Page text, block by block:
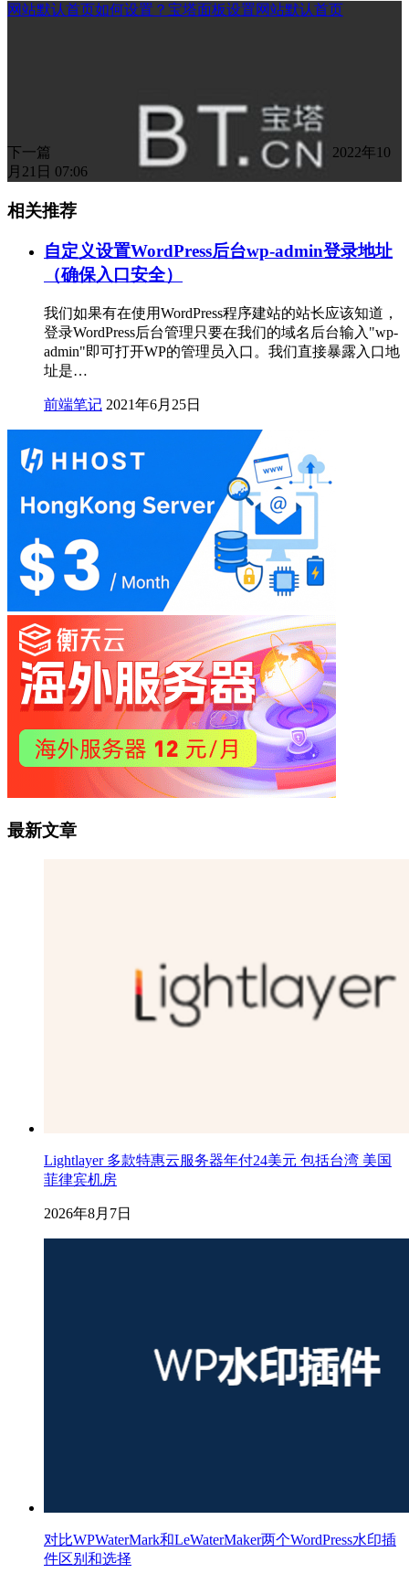
网站默认首页如何设置？宝塔面板设置网站默认首页
下一篇
2022年10
月21日 07:06
相关推荐
自定义设置WordPress后台wp-admin登录地址
（确保入口安全）
我们如果有在使用WordPress程序建站的站长应该知道，
登录WordPress后台管理只要在我们的域名后台输入"wp-
admin"即可打开WP的管理员入口。我们直接暴露入口地
址是…
前端笔记 2021年6月25日
最新文章
Lightlayer 多款特惠云服务器年付24美元 包括台湾 美国
菲律宾机房
2026年8月7日
对比WPWaterMark和LeWaterMaker两个WordPress水印插
件区别和选择